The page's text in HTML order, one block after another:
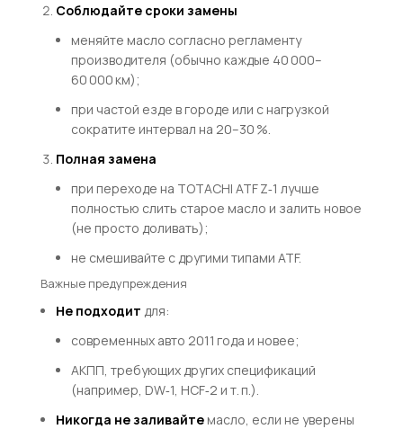
Соблюдайте сроки замены
меняйте масло согласно регламенту
производителя (обычно каждые 40 000–
60 000 км);
при частой езде в городе или с нагрузкой
сократите интервал на 20–30 %.
Полная замена
при переходе на TOTACHI ATF Z‑1 лучше
полностью слить старое масло и залить новое
(не просто доливать);
не смешивайте с другими типами ATF.
Важные предупреждения
Не подходит для:
современных авто 2011 года и новее;
АКПП, требующих других спецификаций
(например, DW‑1, HCF‑2 и т. п.).
Никогда не заливайтемасло, если не уверены